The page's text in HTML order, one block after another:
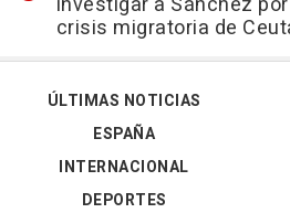
crisis migratoria de
ÚLTIMAS NOTICIAS
ESPAÑA
INTERNACIONAL
DEPORTES